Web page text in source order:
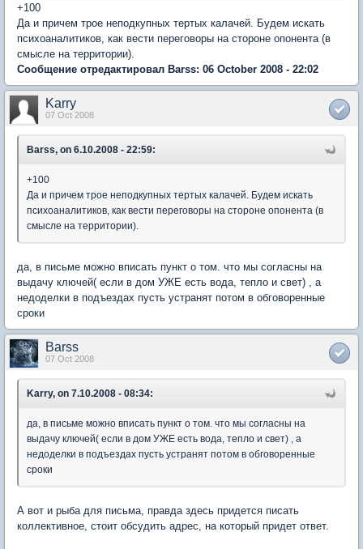
+100
Да и причем трое неподкупных тертых калачей. Будем искать
психоаналитиков, как вести переговоры на стороне опонента (в
смысле на территории).
Сообщение отредактировал Barss: 06 October 2008 - 22:02
Karry
07 Oct 2008
Barss, on 6.10.2008 - 22:59:
+100
Да и причем трое неподкупных тертых калачей. Будем искать
психоаналитиков, как вести переговоры на стороне опонента (в
смысле на территории).
да, в письме можно вписать пункт о том. что мы согласны на
выдачу ключей( если в дом УЖЕ есть вода, тепло и свет) , а
недоделки в подъездах пусть устранят потом в обговоренные
сроки
Barss
07 Oct 2008
Karry, on 7.10.2008 - 08:34:
да, в письме можно вписать пункт о том. что мы согласны на
выдачу ключей( если в дом УЖЕ есть вода, тепло и свет) , а
недоделки в подъездах пусть устранят потом в обговоренные
сроки
А вот и рыба для письма, правда здесь придется писать
коллективное, стоит обсудить адрес, на который придет ответ.